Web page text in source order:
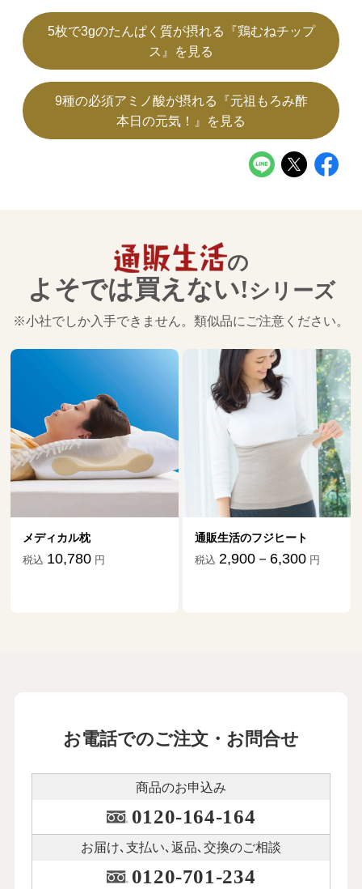
5枚で3gのたんぱく質が摂れる『鶏むねチップ
ス』を見る
9種の必須アミノ酸が摂れる『元祖もろみ酢
本日の元気！』を見る
の
よそでは買えない!シリーズ
※小社でしか入手できません。類似品にご注意ください。
メディカル枕
税込 10,780 円
通販生活のフジヒート
税込 2,900－6,300 円
お電話でのご注文・お問合せ
商品のお申込み
0120-164-164
お届け､支払い､ 返品､交換のご相談
0120-701-234